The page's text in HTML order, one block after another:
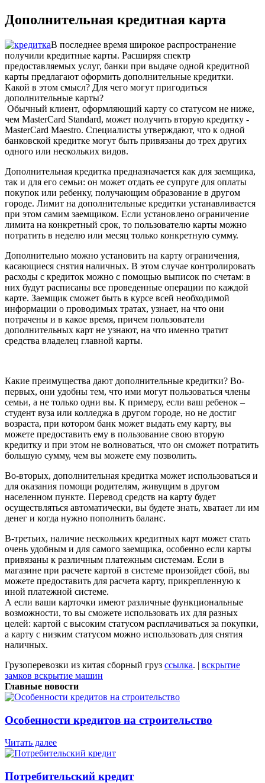
Дополнительная кредитная карта
В последнее время широкое распространение
получили кредитные карты. Расширяя спектр
предоставляемых услуг, банки при выдаче одной кредитной
карты предлагают оформить дополнительные кредитки.
Какой в этом смысл? Для чего могут пригодиться
дополнительные карты?
Обычный клиент, оформляющий карту со статусом не ниже,
чем MasterCard Standard, может получить вторую кредитку -
MasterCard Maestro. Специалисты утверждают, что к одной
банковской кредитке могут быть привязаны до трех других
одного или нескольких видов.
Дополнительная кредитка предназначается как для заемщика,
так и для его семьи: он может отдать ее супруге для оплаты
покупок или ребенку, получающим образование в другом
городе. Лимит на дополнительные кредитки устанавливается
при этом самим заемщиком. Если установлено ограничение
лимита на конкретный срок, то пользователю карты можно
потратить в неделю или месяц только конкретную сумму.
Дополнительно можно установить на карту ограничения,
касающиеся снятия наличных. В этом случае контролировать
расходы с кредиток можно с помощью выписок по счетам: в
них будут расписаны все проведенные операции по каждой
карте. Заемщик сможет быть в курсе всей необходимой
информации о проводимых тратах, узнает, на что они
потрачены и в какое время, причем пользователи
дополнительных карт не узнают, на что именно тратит
средства владелец главной карты.
Какие преимущества дают дополнительные кредитки? Во-
первых, они удобны тем, что ими могут пользоваться члены
семьи, а не только одни вы. К примеру, если ваш ребенок –
студент вуза или колледжа в другом городе, но не достиг
возраста, при котором банк может выдать ему карту, вы
можете предоставить ему в пользование свою вторую
кредитку и при этом не волноваться, что он сможет потратить
большую сумму, чем вы можете ему позволить.
Во-вторых, дополнительная кредитка может использоваться и
для оказания помощи родителям, живущим в другом
населенном пункте. Перевод средств на карту будет
осуществляться автоматически, вы будете знать, хватает ли им
денег и когда нужно пополнить баланс.
В-третьих, наличие нескольких кредитных карт может стать
очень удобным и для самого заемщика, особенно если карты
привязаны к различным платежным системам. Если в
магазине при расчете картой в системе произойдет сбой, вы
можете предоставить для расчета карту, прикрепленную к
иной платежной системе.
А если ваши карточки имеют различные функциональные
возможности, то вы сможете использовать их для разных
целей: картой с высоким статусом расплачиваться за покупки,
а карту с низким статусом можно использовать для снятия
наличных.
Грузоперевозки из китая сборный груз ссылка. | вскрытие
замков вскрытие машин
Главные новости
Особенности кредитов на строительство
Читать далее
Потребительский кредит